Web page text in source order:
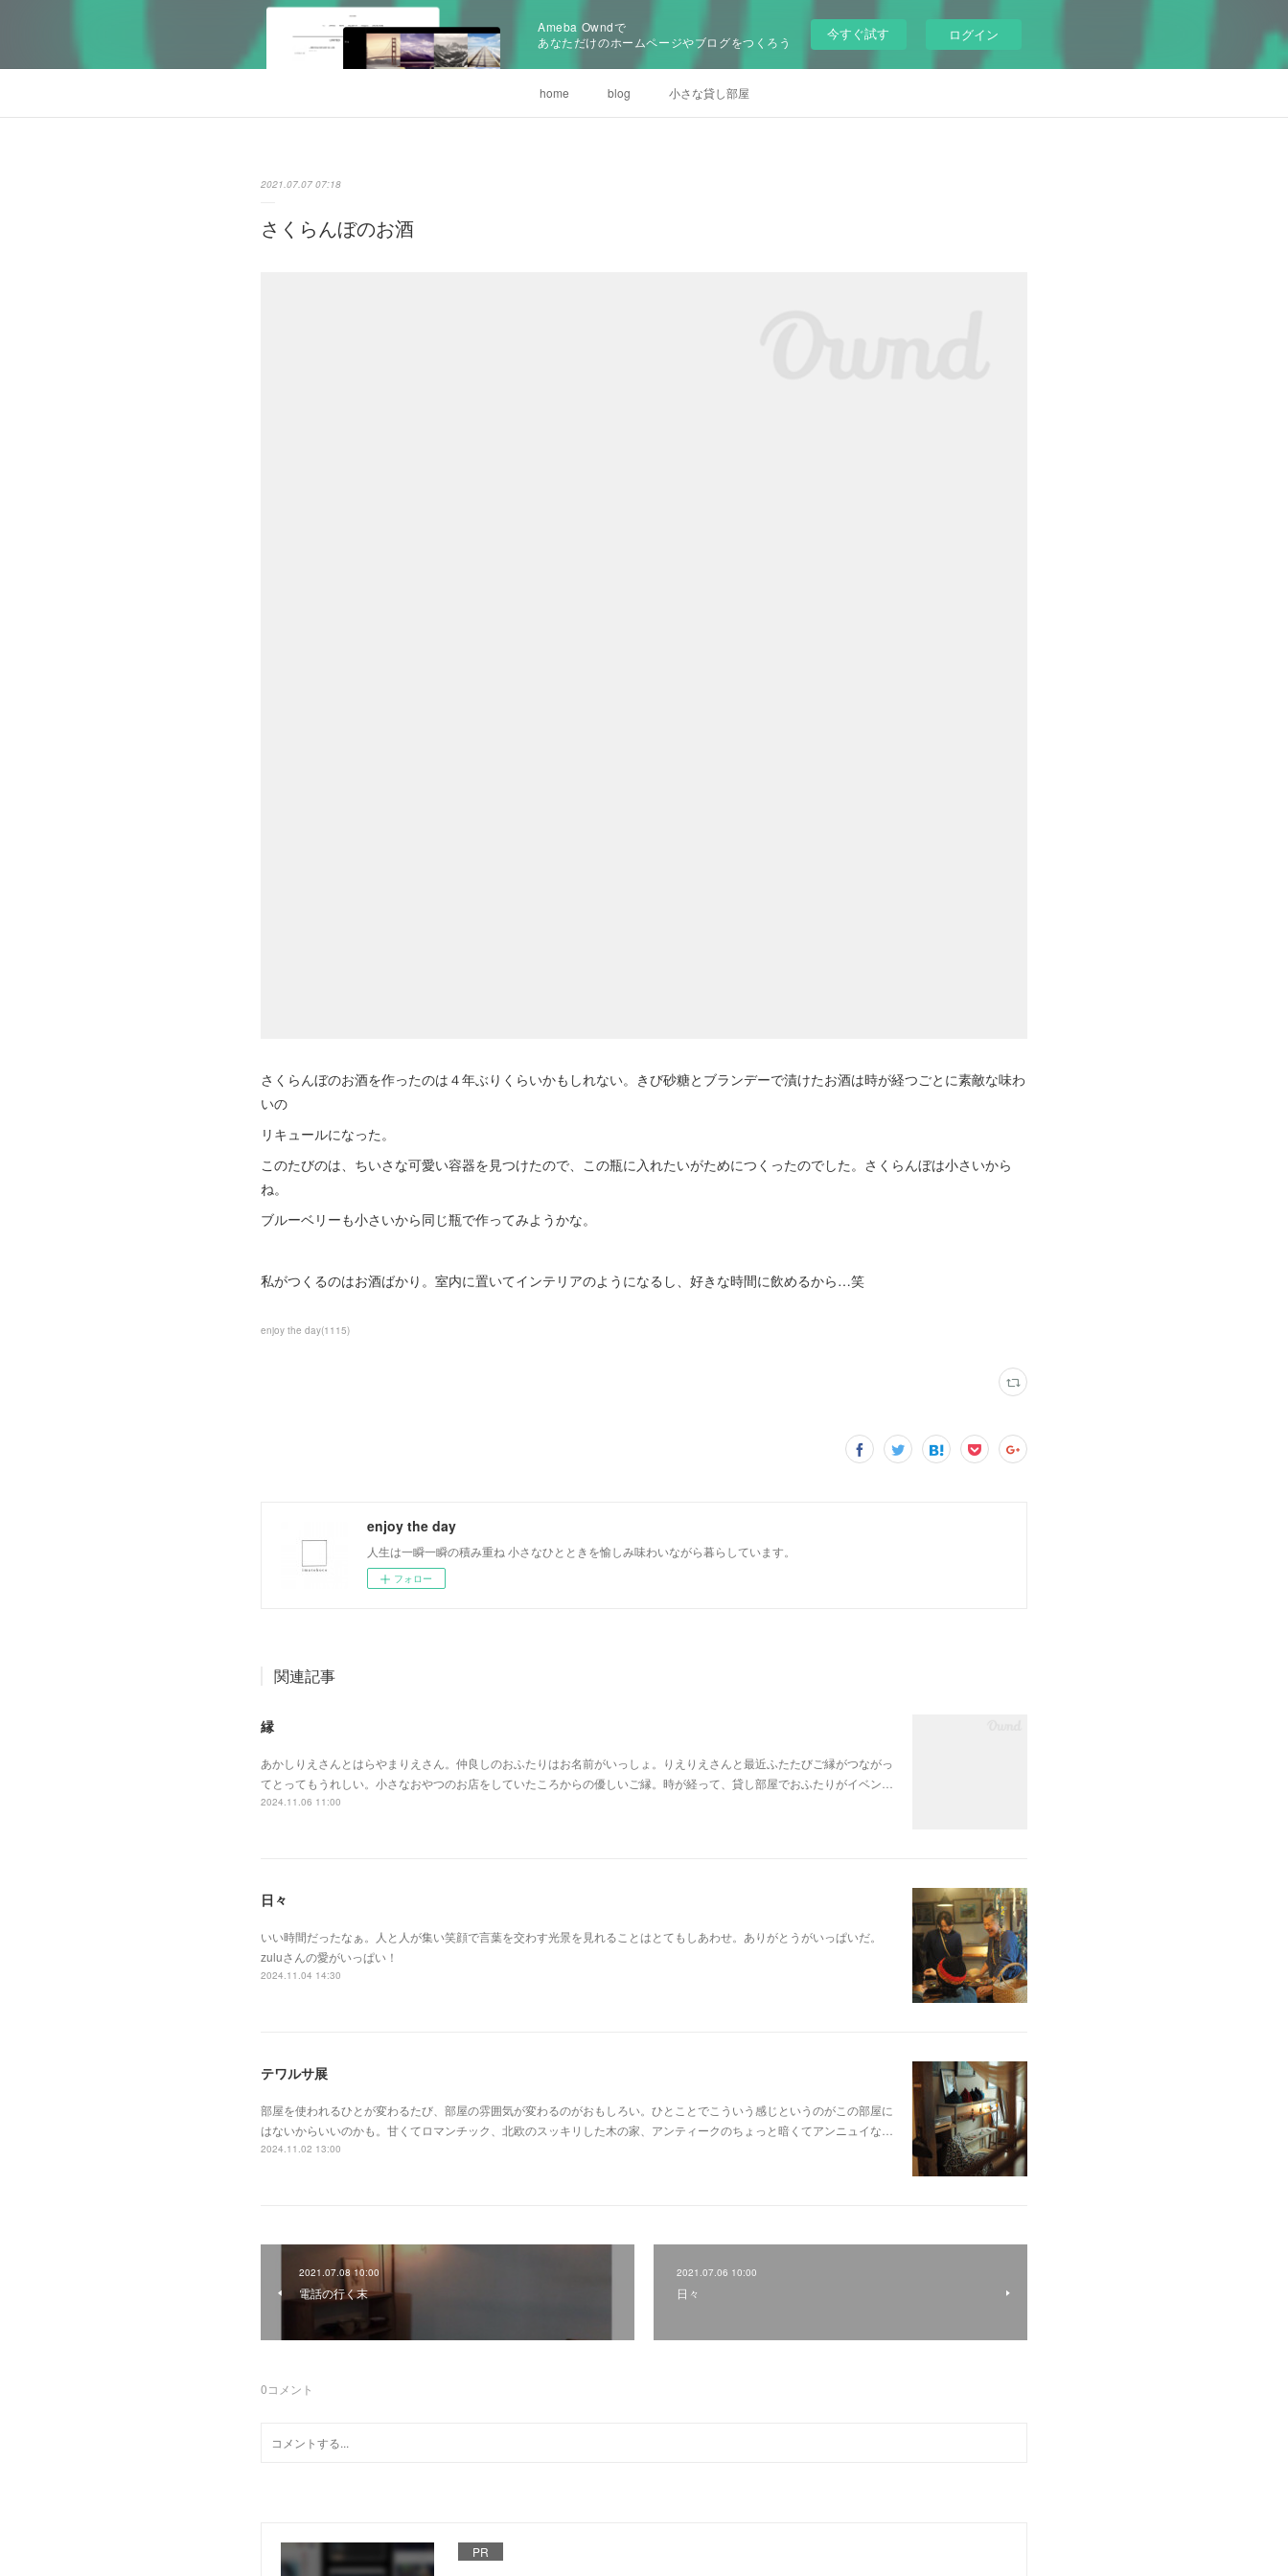
Ameba Owndで
あなただけのホームページやブログをつくろう
今すぐ試す ログイン
home blog 小さな貸し部屋
2021.07.07 07:18
さくらんぼのお酒
さくらんぼのお酒を作ったのは４年ぶりくらいかもしれない。きび砂糖とブランデーで漬けたお酒は時が経つごとに素敵な味わ
いの
リキュールになった。
このたびのは、ちいさな可愛い容器を見つけたので、この瓶に入れたいがためにつくったのでした。さくらんぼは小さいから
ね。
ブルーベリーも小さいから同じ瓶で作ってみようかな。
私がつくるのはお酒ばかり。室内に置いてインテリアのようになるし、好きな時間に飲めるから…笑
enjoy the day(1115)
enjoy the day
人生は一瞬一瞬の積み重ね 小さなひとときを愉しみ味わいながら暮らしています。
フォロー
関連記事
縁
あかしりえさんとはらやまりえさん。仲良しのおふたりはお名前がいっしょ。りえりえさんと最近ふたたびご縁がつながっ
てとってもうれしい。小さなおやつのお店をしていたころからの優しいご縁。時が経って、貸し部屋でおふたりがイベン…
2024.11.06 11:00
日々
いい時間だったなぁ。人と人が集い笑顔で言葉を交わす光景を見れることはとてもしあわせ。ありがとうがいっぱいだ。
zuluさんの愛がいっぱい！
2024.11.04 14:30
テワルサ展
部屋を使われるひとが変わるたび、部屋の雰囲気が変わるのがおもしろい。ひとことでこういう感じというのがこの部屋に
はないからいいのかも。甘くてロマンチック、北欧のスッキリした木の家、アンティークのちょっと暗くてアンニュイな…
2024.11.02 13:00
2021.07.08 10:00
電話の行く末
2021.07.06 10:00
日々
0コメント
PR